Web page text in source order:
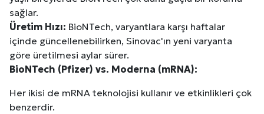
sağlar.
Üretim Hızı: BioNTech, varyantlara karşı haftalar
içinde güncellenebilirken, Sinovac'ın yeni varyanta
göre üretilmesi aylar sürer.
BioNTech (Pfizer) vs. Moderna (mRNA):
Her ikisi de mRNA teknolojisi kullanır ve etkinlikleri çok
benzerdir.
Site İçi (On-Page) SEO Hizmeti: Web Sitenizin